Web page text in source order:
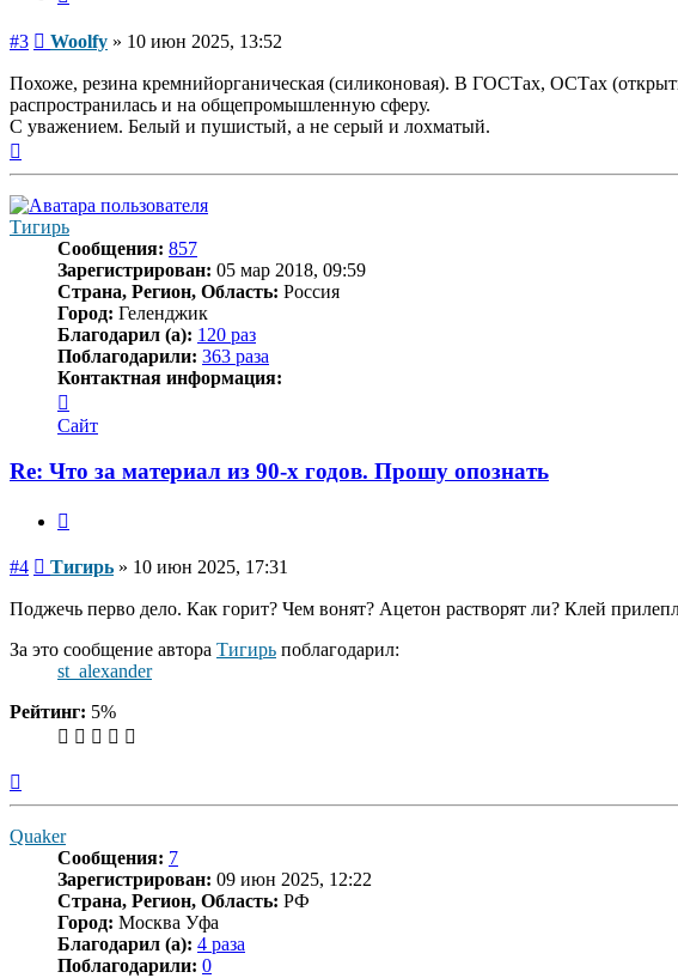
#3 Сообщение
Woolfy » 10 июн 2025, 13:52
Похоже, резина кремнийорганическая (силиконовая). В ГОСТах, ОСТах
распространилась и на общепромышленную сферу.
С уважением. Белый и пушистый, а не серый и лохматый.
Тигирь
Сообщения: 857
Зарегистрирован: 05 мар 2018, 09:59
Страна, Регион, Область: Россия
Город: Геленджик
Благодарил (а): 120 раз
Поблагодарили: 363 раза
Контактная информация:
информация
пользователя
Сайт
Re: Что за материал из 90-х годов. Прошу опознать
#4 Сообщение
Тигирь » 10 июн 2025, 17:31
Поджечь перво дело. Как горит? Чем вонят? Ацетон растворят ли? Клей
За это сообщение автора Тигирь поблагодарил:
st_alexander
Рейтинг: 5%
Quaker
Сообщения: 7
Зарегистрирован: 09 июн 2025, 12:22
Страна, Регион, Область: РФ
Город: Москва Уфа
Благодарил (а): 4 раза
Поблагодарили: 0